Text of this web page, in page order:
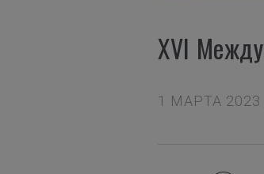
XVI
1 МАРТА